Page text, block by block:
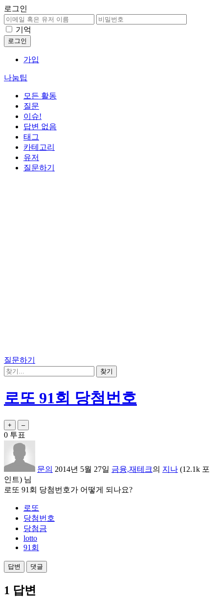
로그인
기억
가입
나눔팁
모든 활동
질문
이슈!
답변 없음
태그
카테고리
유저
질문하기
질문하기
로또 91회 당첨번호
0 투표
문의 2014년 5월 27일 금융,재테크의 지나 (12.1k 포
인트) 님
로또 91회 당첨번호가 어떻게 되나요?
로또
당첨번호
당첨금
lotto
91회
1 답변